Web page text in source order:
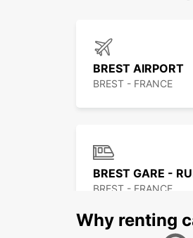
BREST AIRPORT
BREST - FRANCE
BREST GARE -
BREST - FRANCE
Why renting